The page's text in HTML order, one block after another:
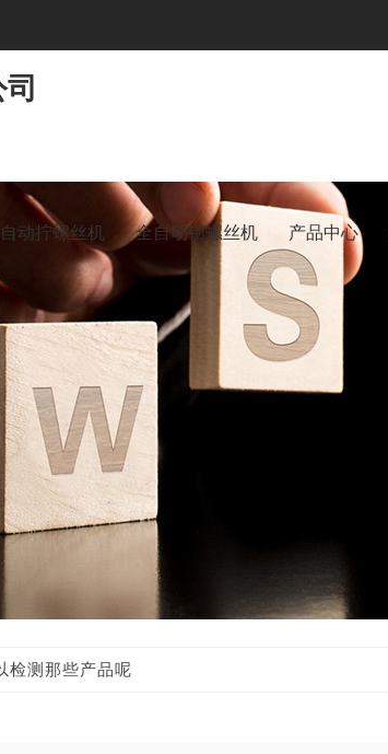
动拧螺丝机 全自动锁螺丝机 产品中心
检测那些产品呢